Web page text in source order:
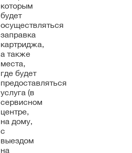
которым
будет
осуществляться
заправка
картриджа,
а также
места,
где будет
предоставляться
услуга (в
сервисном
центре,
на дому,
с
выездом
на